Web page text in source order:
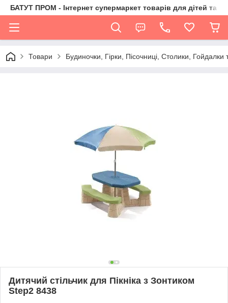
БАТУТ ПРОМ - Інтернет супермаркет товарів для дітей та їх
Товари Будиночки, Гірки, Пісочниці, Столики, Гойдалки
Дитячий стільчик для Пікніка з Зонтиком
Step2 8438